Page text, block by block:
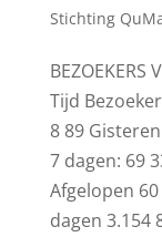
Stichting
BEZOEKERS
Tijd
8 89
7 dagen: 69
Afgelopen
dagen 3.154